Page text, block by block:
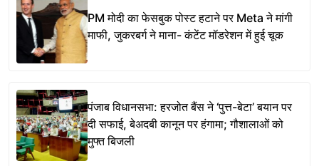
PM मोदी का फेसबुक पोस्ट हटाने पर Meta ने मांगी
माफी, जुकरबर्ग ने माना- कंटेंट मॉडरेशन में हुई चूक
पंजाब विधानसभा: हरजोत बैंस ने ‘पुत्त-बेटा’ बयान पर
दी सफाई, बेअदबी कानून पर हंगामा; गौशालाओं को
मुफ्त बिजली